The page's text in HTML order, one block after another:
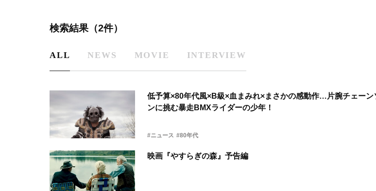
検索結果（2件）
ALL NEWS MOVIE INTERVIEW
低予算×80年代風×B級×血まみれ×まさかの感動作…片腕チェーン
ンに挑む暴走BMXライダーの少年！
#ニュース #80年代
映画『やすらぎの森』予告編